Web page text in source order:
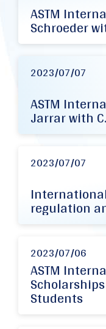
ASTM
Schroeder
2023/07/07
ASTM
Jarrar with
2023/07/07
regulation
2023/07/06
ASTM
Students